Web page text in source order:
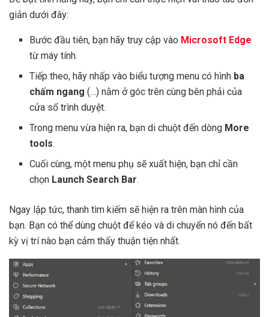
giản dưới đây:
Bước đầu tiên, bạn hãy truy cập vào Microsoft Edge
từ máy tính.
Tiếp theo, hãy nhấp vào biểu tượng menu có hình ba
chấm ngang (…) nằm ở góc trên cùng bên phải của
cửa sổ trình duyệt.
Trong menu vừa hiện ra, bạn di chuột đến dòng More
tools.
Cuối cùng, một menu phụ sẽ xuất hiện, bạn chỉ cần
chọn Launch Search Bar.
Ngay lập tức, thanh tìm kiếm sẽ hiện ra trên màn hình của
bạn. Bạn có thể dùng chuột để kéo và di chuyển nó đến bất
kỳ vị trí nào bạn cảm thấy thuận tiện nhất.